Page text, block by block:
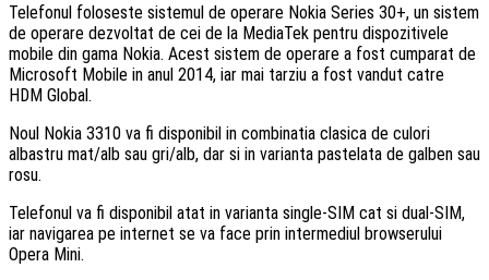
Telefonul foloseste sistemul de operare Nokia Series 30+, un sistem
de operare dezvoltat de cei de la MediaTek pentru dispozitivele
mobile din gama Nokia. Acest sistem de operare a fost cumparat de
Microsoft Mobile in anul 2014, iar mai tarziu a fost vandut catre
HDM Global.
Noul Nokia 3310 va fi disponibil in combinatia clasica de culori
albastru mat/alb sau gri/alb, dar si in varianta pastelata de galben sau
rosu.
Telefonul va fi disponibil atat in varianta single-SIM cat si dual-SIM,
iar navigarea pe internet se va face prin intermediul browserului
Opera Mini.